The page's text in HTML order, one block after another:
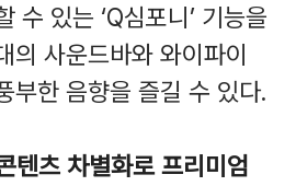
수 있는 ‘Q심포니’ 기능을
의 사운드바와 와이파이
부한 음향을 즐길 수 있다.
텐츠 차별화로 프리미엄